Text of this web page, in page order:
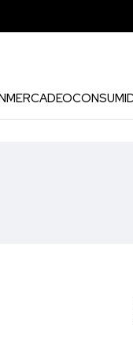
MERCADEO